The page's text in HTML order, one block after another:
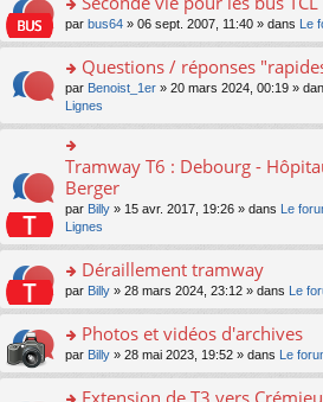
eu
s
ré
c
e
nt
n
pl
u
s
ré
c
e
nt
s
e
n
o
n
lu
le
pl
u
s
ré
c
e
nt
er
le
m
e
s
s
g
n
o
n
lu
le
u
s
ré
c
e
o
n
ult
er
le
m
e
s
g
o
n
lu
pl
u
s
ré
par bus64 » 06 sept. 2007, 11:40 » dans Le
o
s
ult
er
le
m
e
s
s
a
e
o
n
lu
Questions / réponses
par Benoist_1er » 20 mars 2024, 00:19 »
Lignes
o
n
ult
er
le
m
e
s
a
g
e
n
Tramway T6 : Debourg -
Berger
par Billy » 15 avr. 2017, 19:26 » dans
Le
Lignes
o
n
ult
er
le
m
Déraillement tramway
par Billy » 28 mars 2024, 23:12 » dans Le
o
n
Photos et vidéos d'archives
par Billy » 28 mai 2023, 19:52 » dans Le